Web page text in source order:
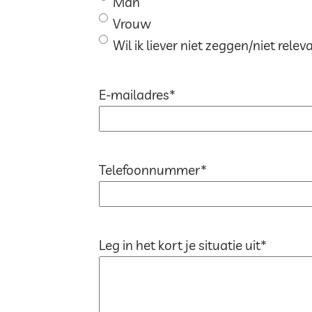
Vrouw
Wil ik liever niet zeggen/niet
E-mailadres*
Telefoonnummer*
Leg in het kort je situatie uit*